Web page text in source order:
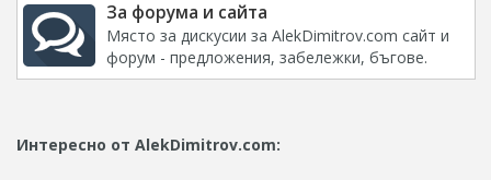
За форума и сайта
Място за дискусии за AlekDimitrov.com сайт и
форум - предложения, забележки, бъгове.
Интересно от AlekDimitrov.com: